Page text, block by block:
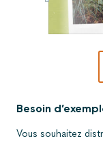
Besoin
Vous souhaitez